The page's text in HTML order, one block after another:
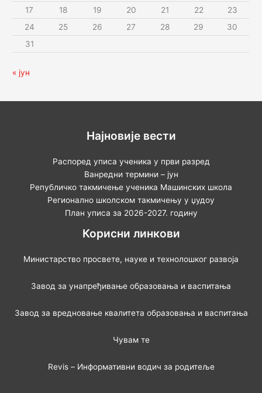
17
18 19 20 21 22
23
24
25 26 27 28 29
30
31
« јун
Најновије вести
Распоред уписа ученика у први разред
Ванредни термини – јун
Републичко такмичење ученика Машинских школа
Регионално школском такмичењу у џудоу
План уписа за 2026-2027. годину
Корисни линкови
Министарство просвете, науке и технолошког развоја
Завод за унапређивање образовања и васпитања
Завод за вредновање квалитета образовања и васпитања
Чувам те
Revis – Информативни водич за родитеље